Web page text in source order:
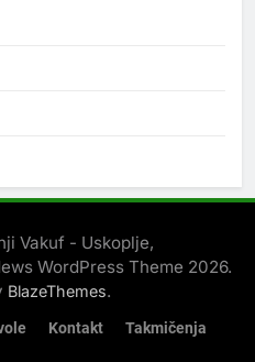
Vakuf - Uskoplje,
WordPress Theme 2026.
BlazeThemes.
Kontakt Takmičenja